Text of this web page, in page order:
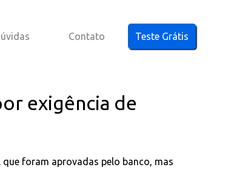
Contato Teste Grátis
exigência de
foram aprovadas pelo banco, mas